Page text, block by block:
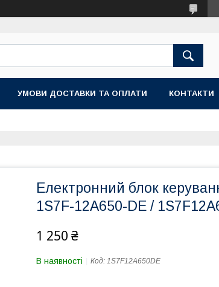
УМОВИ ДОСТАВКИ ТА ОПЛАТИ КОНТАКТИ
Електронний блок
1S7F-12A650-DE /
1 250 ₴
В наявності Код: 1S7F12A650DE